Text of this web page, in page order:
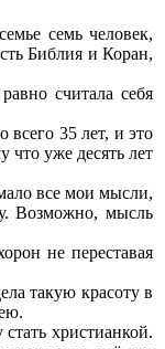
семь человек,
Библия и Коран,
считала себя
35 лет, и это
что уже десять лет
все мои мысли,
Возможно, мысль
не переставая
такую красоту в
христианкой.